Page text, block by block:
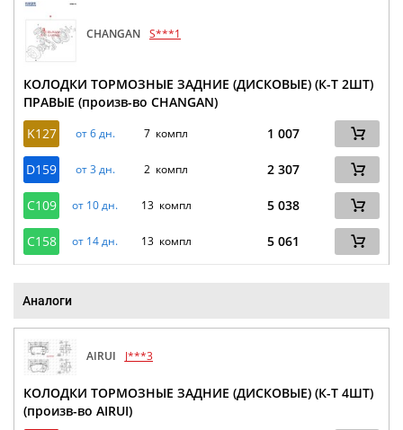
CHANGAN S***1
КОЛОДКИ ТОРМОЗНЫЕ ЗАДНИЕ (ДИСКОВЫЕ) (К-Т 2ШТ)
ПРАВЫЕ (произв-во CHANGAN)
K127
от 6 дн. 7 компл 1 007
D159 от 3 дн. 2 компл 2 307
C109 от 10 дн. 13 компл 5 038
C158 от 14 дн. 13 компл 5 061
Аналоги
AIRUI J***3
КОЛОДКИ ТОРМОЗНЫЕ ЗАДНИЕ (ДИСКОВЫЕ) (К-Т 4ШТ)
(произв-во AIRUI)